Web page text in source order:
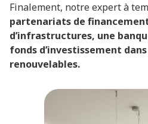
Finalement, notre expert à
partenariats de
d’infrastructures, une
fonds d’investissement
renouvelables.